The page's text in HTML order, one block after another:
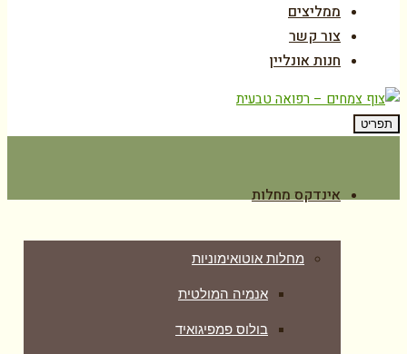
ממליצים
צור קשר
חנות אונליין
תפריט
אינדקס מחלות
מחלות אוטואימוניות
אנמיה המולטית
בולוס פמפיגואיד